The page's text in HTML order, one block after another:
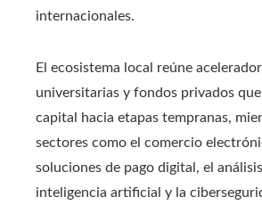
internacionales.
El ecosistema local reúne
universitarias y fondos privados
capital hacia etapas tempranas,
sectores como el comercio
soluciones de pago digital, el
inteligencia artificial y la